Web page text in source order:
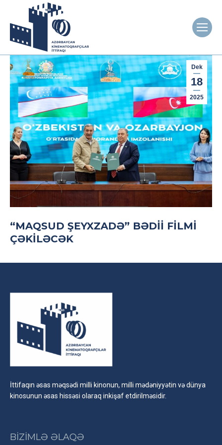
Dek
18
2025
“MAQSUD ŞEYXZADƏ” BƏDII FILMI
ÇƏKILƏCƏK
İttifaqın əsas məqsədi milli kinonun, milli mədəniyyətin və dünya
kinosunun əsas hissəsi olaraq inkişaf etdirilməsidir.
BİZİMLƏ ƏLAQƏ